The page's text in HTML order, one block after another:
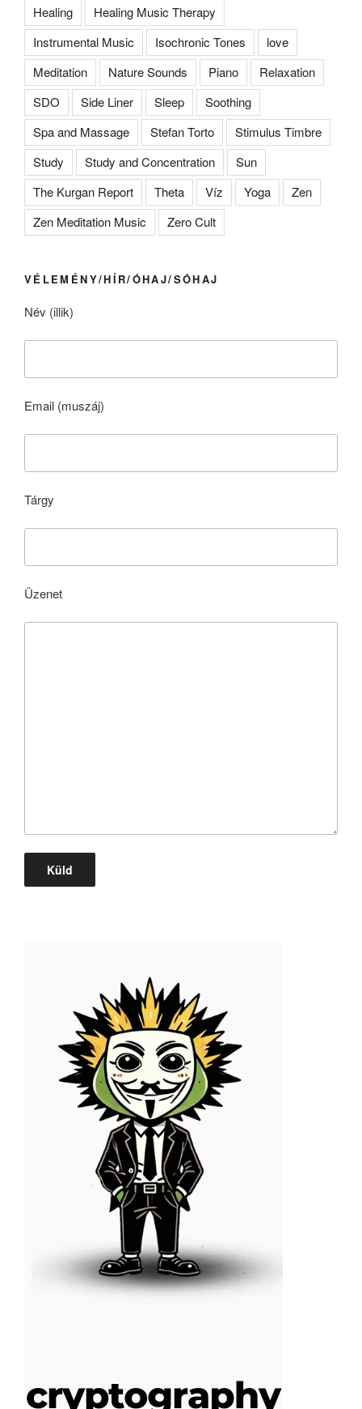
Healing
Healing Music Therapy
Instrumental Music
Isochronic Tones
love
Meditation
Nature Sounds Piano
Relaxation
SDO
Side Liner Sleep
Soothing
Spa and Massage
Stefan Torto
Stimulus Timbre
Study
Study and Concentration
Sun
The Kurgan Report
Theta Víz Yoga
Zen
Zen Meditation Music
Zero Cult
VÉLEMÉNY/HÍR/ÓHAJ/SÓHAJ
Név (illik)
Email (muszáj)
Tárgy
Üzenet